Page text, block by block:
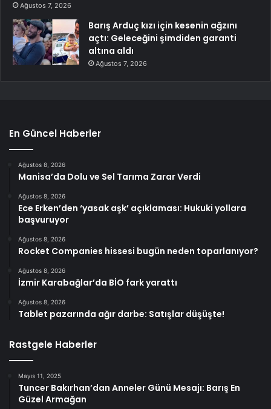
Ağustos 7, 2026
Barış Arduç kızı için kesenin ağzını
açtı: Geleceğini şimdiden garanti
altına aldı
Ağustos 7, 2026
En Güncel Haberler
Ağustos 8, 2026
Manisa’da Dolu ve Sel Tarıma Zarar Verdi
Ağustos 8, 2026
Ece Erken’den ‘yasak aşk’ açıklaması: Hukuki yollara
başvuruyor
Ağustos 8, 2026
Rocket Companies hissesi bugün neden toparlanıyor?
Ağustos 8, 2026
İzmir Karabağlar’da BİO fark yarattı
Ağustos 8, 2026
Tablet pazarında ağır darbe: Satışlar düşüşte!
Rastgele Haberler
Mayıs 11, 2025
Tuncer Bakırhan’dan Anneler Günü Mesajı: Barış En
Güzel Armağan